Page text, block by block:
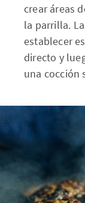
crear áreas
la parrilla.
establecer
directo y
una cocción